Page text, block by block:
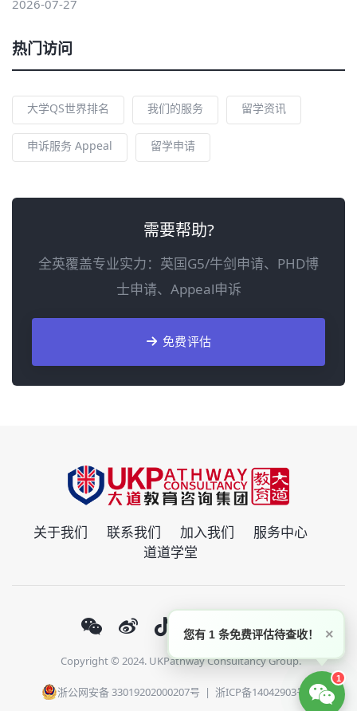
2026-07-27
热门访问
大学QS世界排名 我们的服务 留学资讯
申诉服务 Appeal 留学申请
需要帮助?
全英覆盖专业实力：英国G5/牛剑申请、PHD博
士申请、Appeal申诉
免费评估
关于我们 联系我们 加入我们
服务中心
道道学堂
Copyright © 2024. UKPathway Consultancy Group.
浙公网安备 33019202000207号 | 浙ICP备14042903号-1
×
您有 1 条免费评估待查收！
1